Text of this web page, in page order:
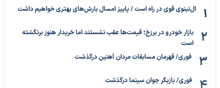
ال‌نینوی قوی در راه است / پاییز امسال بارش‌های بهتری خواهیم داشت
بازار خودرو در برزخ؛ قیمت‌ها عقب نشستند اما خریدار هنوز برنگشته
است
فوری/ قهرمان مسابقات مردان آهنین درگذشت
فوری/ بازیگر جوان سینما درگذشت